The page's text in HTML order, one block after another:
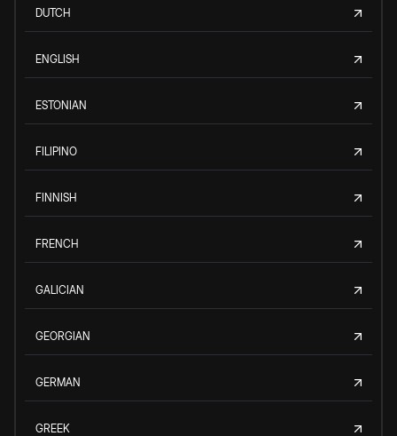
DUTCH
ENGLISH
ESTONIAN
FILIPINO
FINNISH
FRENCH
GALICIAN
GEORGIAN
GERMAN
GREEK